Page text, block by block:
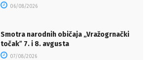
06/08/2026
Smotra narodnih običaja „Vražogrnački
točakˮ 7. i 8. avgusta
07/08/2026